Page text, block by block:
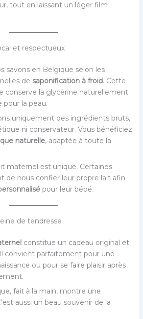
tout en laissant un léger film
et respectueux
savons en Belgique selon les
de saponification à froid. Cette
conserve la glycérine naturellement
pour la peau.
uniquement des ingrédients bruts,
ni conservateur. Vous bénéficiez
naturelle, adaptée à toute la
maternel est unique. Certaines
de nous confier leur propre lait afin
pour leur bébé.
de tendresse
constitue un cadeau original et
convient parfaitement pour une
ou pour se faire plaisir après
fait à la main, montre une
aussi un beau souvenir de la